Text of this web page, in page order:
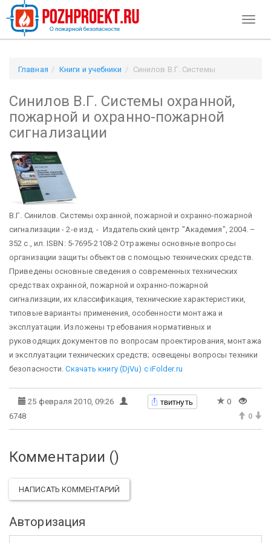
Главная Книги и учебники
Синилов В.Г. Системы
Синилов В.Г. Системы охранной,
пожарной и охранно-пожарной
сигнализации
В.Г. Синилов. Системы охранной, пожарной и охранно-пожарной
сигнализации - 2-е изд. - Издательский центр "Академия", 2004. –
352 с., ил. ISBN: 5-7695-2108-2 Отражены основные вопросы
организации защиты объектов с помощью технических средств.
Приведены основные сведения о современных технических
средствах охранной, пожарной и охранно-пожарной
сигнализации, их классификация, технические характеристики,
типовые варианты применения, особенности монтажа и
эксплуатации. Изложены требования нормативных и
руководящих документов по вопросам проектирования, монтажа
и эксплуатации технических средств; освещены вопросы техники
безопасности.Скачать книгу (DjVu) c iFolder.ru
25 февраля 2010, 09:26 твитнуть
0
6748
0
Комментарии ()
НАПИСАТЬ КОММЕНТАРИЙ
Авторизация